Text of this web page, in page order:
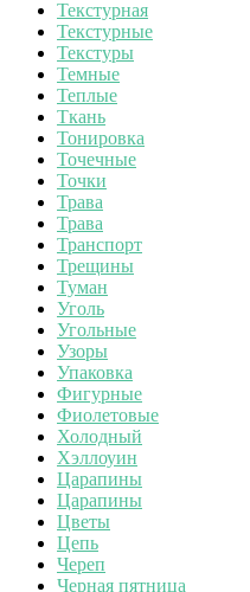
Текстурная
Текстурные
Текстуры
Темные
Теплые
Ткань
Тонировка
Точечные
Точки
Трава
Трава
Транспорт
Трещины
Туман
Уголь
Угольные
Узоры
Упаковка
Фигурные
Фиолетовые
Холодный
Хэллоуин
Царапины
Царапины
Цветы
Цепь
Череп
Черная пятница